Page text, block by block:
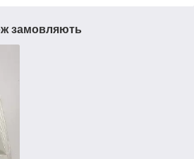
замовляють